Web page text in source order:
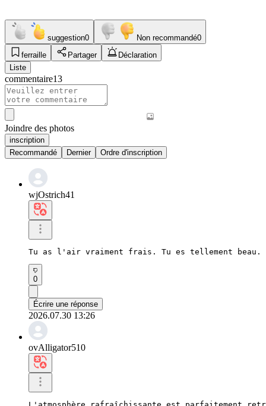
suggestion0 Non recommandé0
ferraille
Partager
Déclaration
Liste
commentaire13
Joindre des photos
inscription
Recommandé
Dernier Ordre d'inscription
wjOstrich41
Tu as l'air vraiment frais. Tu es tellement beau.
0
Écrire une réponse
2026.07.30 13:26
ovAlligator510